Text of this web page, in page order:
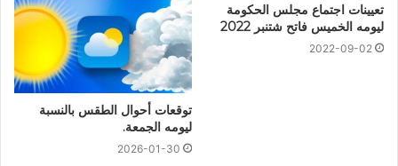
تعيينات اجتماع مجلس الحكومة
ليومه الخميس فاتح شتنبر 2022
2022-09-02
توقعات أحوال الطقس بالنسبة
ليومه الجمعة.
2026-01-30